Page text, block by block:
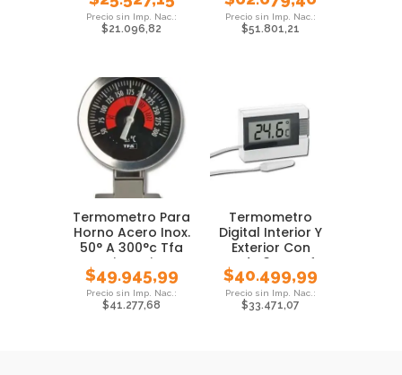
$21.096,82 $51.801,21
Termometro Para
Horno Acero Inox.
50° A 300°c Tfa
Giratorio
$49.945,99
$41.277,68
Termometro
Digital Interior Y
Exterior Con
Sonda 3 Mts Tfa
$40.499,99
$33.471,07